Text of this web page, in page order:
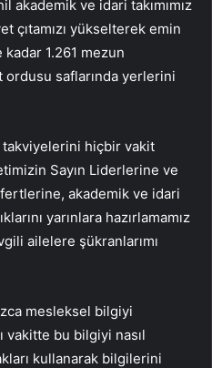
akademik ve idari takımımız
çıtamızı yükselterek emin
1.261 mezun
saflarında yerlerini
hiçbir vakit
Sayın Liderlerine ve
akademik ve idari
yarınlara hazırlamamız
ailelere şükranlarımı
mesleksel bilgiyi
vakitte bu bilgiyi nasıl
kullanarak bilgilerini